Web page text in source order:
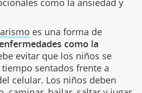
es una forma de
como la
evitar que los niños se
sentados frente a
celular. Los niños deben